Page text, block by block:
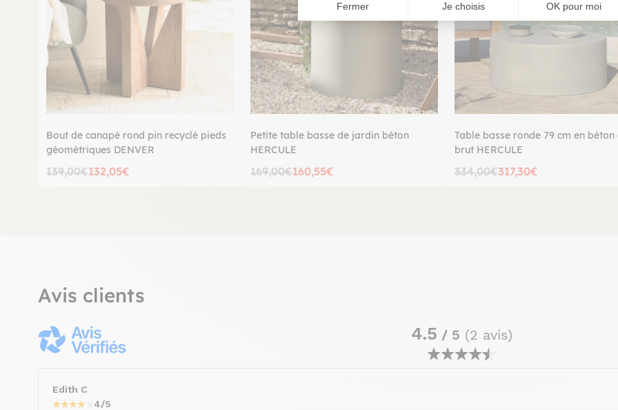
Fermer Je choisis OK pour moi
Bout de canapé rond pin recyclé pieds
géométriques DENVER
139,00€132,05€
Petite table basse de jardin béton
HERCULE
169,00€160,55€
Table basse ronde 79 cm en béton
brut HERCULE
334,00€317,30€
Avis clients
4.5 / 5 (2 avis)
Edith C
4/5